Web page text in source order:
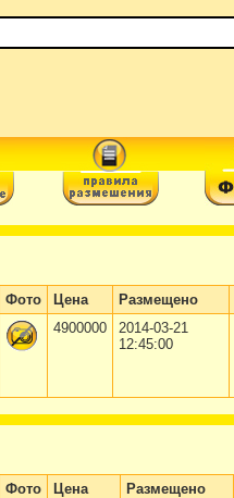
Фото Цена Размещено
4900000
2014-03-21
12:45:00
Фото Цена Размещено